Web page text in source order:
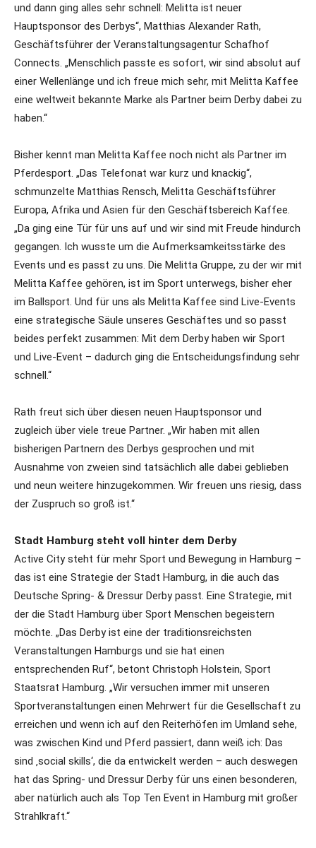
und dann ging alles sehr schnell: Melitta ist neuer
Hauptsponsor des Derbys“, Matthias Alexander Rath,
Geschäftsführer der Veranstaltungsagentur Schafhof
Connects. „Menschlich passte es sofort, wir sind absolut auf
einer Wellenlänge und ich freue mich sehr, mit Melitta Kaffee
eine weltweit bekannte Marke als Partner beim Derby dabei zu
haben.“
Bisher kennt man Melitta Kaffee noch nicht als Partner im
Pferdesport. „Das Telefonat war kurz und knackig“,
schmunzelte Matthias Rensch, Melitta Geschäftsführer
Europa, Afrika und Asien für den Geschäftsbereich Kaffee.
„Da ging eine Tür für uns auf und wir sind mit Freude hindurch
gegangen. Ich wusste um die Aufmerksamkeitsstärke des
Events und es passt zu uns. Die Melitta Gruppe, zu der wir mit
Melitta Kaffee gehören, ist im Sport unterwegs, bisher eher
im Ballsport. Und für uns als Melitta Kaffee sind Live-Events
eine strategische Säule unseres Geschäftes und so passt
beides perfekt zusammen: Mit dem Derby haben wir Sport
und Live-Event – dadurch ging die Entscheidungsfindung sehr
schnell.“
Rath freut sich über diesen neuen Hauptsponsor und
zugleich über viele treue Partner. „Wir haben mit allen
bisherigen Partnern des Derbys gesprochen und mit
Ausnahme von zweien sind tatsächlich alle dabei geblieben
und neun weitere hinzugekommen. Wir freuen uns riesig, dass
der Zuspruch so groß ist.“
Stadt Hamburg steht voll hinter dem Derby
Active City steht für mehr Sport und Bewegung in Hamburg –
das ist eine Strategie der Stadt Hamburg, in die auch das
Deutsche Spring- & Dressur Derby passt. Eine Strategie, mit
der die Stadt Hamburg über Sport Menschen begeistern
möchte. „Das Derby ist eine der traditionsreichsten
Veranstaltungen Hamburgs und sie hat einen
entsprechenden Ruf“, betont Christoph Holstein, Sport
Staatsrat Hamburg. „Wir versuchen immer mit unseren
Sportveranstaltungen einen Mehrwert für die Gesellschaft zu
erreichen und wenn ich auf den Reiterhöfen im Umland sehe,
was zwischen Kind und Pferd passiert, dann weiß ich: Das
sind ‚social skills‘, die da entwickelt werden – auch deswegen
hat das Spring- und Dressur Derby für uns einen besonderen,
aber natürlich auch als Top Ten Event in Hamburg mit großer
Strahlkraft.“